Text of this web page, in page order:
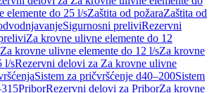
elemente do 25 l/sZaštita od požaraZaštita od
Sigurnosni preliviRezervni
Za krovne ulivne elemente do 12
krovne ulivne elemente do 12 l/sZa krovne
l/sRezervni delovi za Za krovne ulivne
Sistem za pričvršćenje d40–200Sistem
PriborRezervni delovi za PriborZa krovne